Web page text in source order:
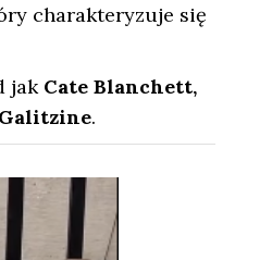
charakteryzuje się
jak Cate Blanchett,
.